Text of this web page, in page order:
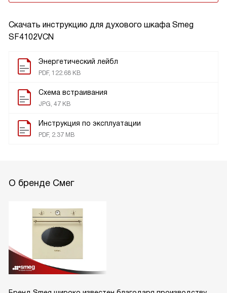
Скачать инструкцию для духового шкафа Smeg
SF4102VCN
Энергетический лейбл
PDF, 122.68 KB
Схема встраивания
JPG, 47 KB
Инструкция по эксплуатации
PDF, 2.37 MB
О бренде Смег